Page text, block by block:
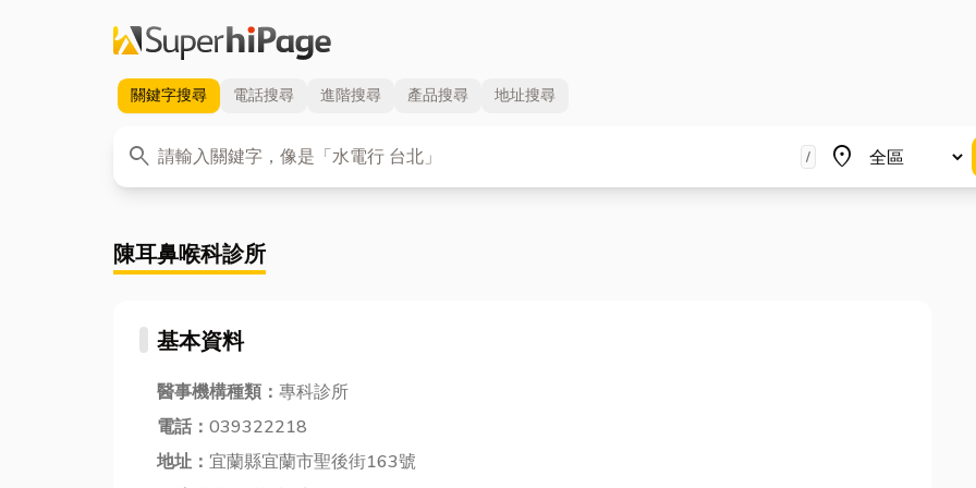
關鍵字搜尋 電話搜尋 進階搜尋 產品搜尋 地址搜尋
search
關鍵字 / place
地區
陳耳鼻喉科診所
基本資料
醫事機構種類： 專科診所
電話： 039322218
地址： 宜蘭縣宜蘭市聖後街163號